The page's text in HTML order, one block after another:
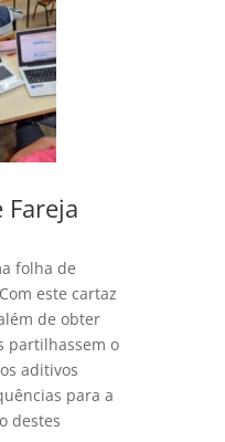
Fareja
folha de
este cartaz
de obter
partilhassem o
aditivos
para a
destes